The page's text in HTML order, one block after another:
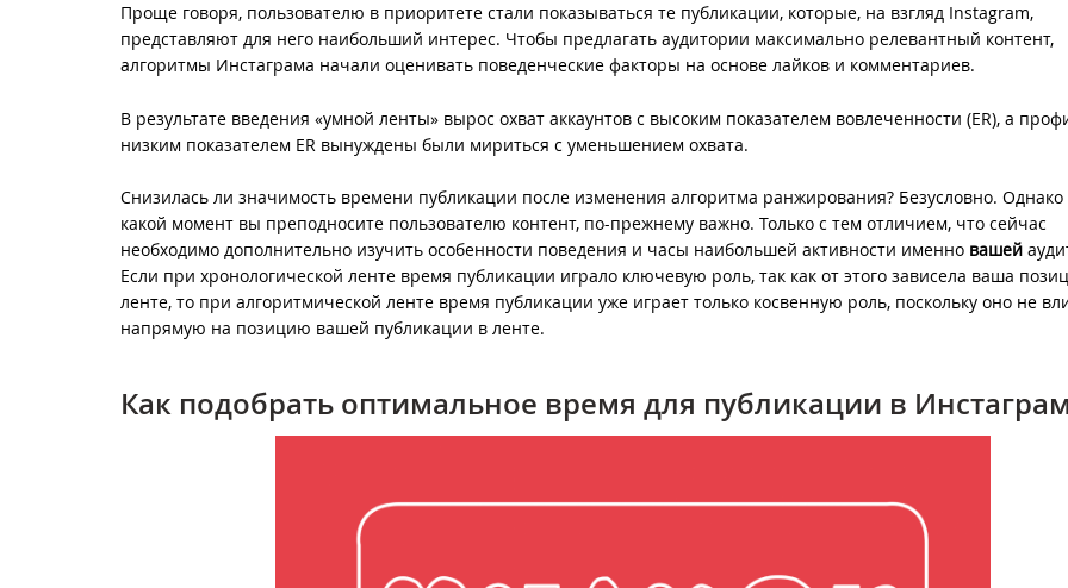
Проще говоря, пользователю в приоритете стали показываться те публикации, которые, на взгляд Instagram,
представляют для него наибольший интерес. Чтобы предлагать аудитории максимально релевантный контент,
алгоритмы Инстаграма начали оценивать поведенческие факторы на основе лайков и комментариев.
В результате введения «умной ленты» вырос охват аккаунтов с высоким показателем вовлеченности (ER), а
низким показателем ER вынуждены были мириться с уменьшением охвата.
Снизилась ли значимость времени публикации после изменения алгоритма ранжирования? Безусловно. Однако
какой момент вы преподносите пользователю контент, по-прежнему важно. Только с тем отличием, что сейчас
необходимо дополнительно изучить особенности поведения и часы наибольшей активности именно вашей
Если при хронологической ленте время публикации играло ключевую роль, так как от этого зависела ваша
ленте, то при алгоритмической ленте время публикации уже играет только косвенную роль, поскольку оно не
напрямую на позицию вашей публикации в ленте.
Как подобрать оптимальное время для публикации в